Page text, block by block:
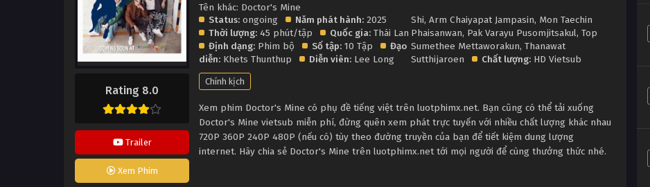
Rating 8.0
Trailer
Xem Phim
Tên khác: Doctor's Mine
Status: ongoing Năm phát hành: 2025
Thời lượng: 45 phút/tập Quốc gia: Thái Lan
Định dạng: Phim bộ Số tập: 10 Tập
Đạo
diễn: Khets Thunthup Diễn viên: Lee Long
Shi, Arm Chaiyapat Jampasin, Mon Taechin
Phaisanwan, Pak Varayu Pusomjitsakul, Top
Sumethee Mettaworakun, Thanawat
Sutthijaroen
Chất lượng: HD Vietsub
Chính kịch
Xem phim Doctor's Mine có phụ đề tiếng việt trên luotphimx.net. Bạn cũng có thể tải xuống
Doctor's Mine vietsub miễn phí, đừng quên xem phát trực tuyến với nhiều chất lượng khác nhau
720P 360P 240P 480P (nếu có) tùy theo đường truyền của bạn để tiết kiệm dung lượng
internet. Hãy chia sẻ Doctor's Mine trên luotphimx.net tới mọi người để cùng thưởng thức nhé.